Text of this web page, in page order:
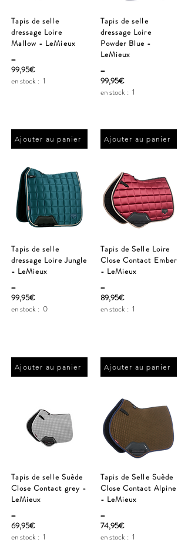
Tapis de selle
dressage Loire
Mallow - LeMieux
_
99,95€
en stock : 1
Ajouter au panier
Tapis de selle
dressage Loire Jungle
- LeMieux
_
99,95€
en stock : 0
Ajouter au panier
Tapis de selle Suède
Close Contact grey -
LeMieux
_
69,95€
en stock : 1
Tapis de selle
dressage Loire
Powder Blue -
LeMieux
_
99,95€
en stock : 1
Ajouter au panier
Tapis de Selle Loire
Close Contact Ember
- LeMieux
_
89,95€
en stock : 1
Ajouter au panier
Tapis de Selle Suède
Close Contact Alpine
- LeMieux
_
74,95€
en stock : 1